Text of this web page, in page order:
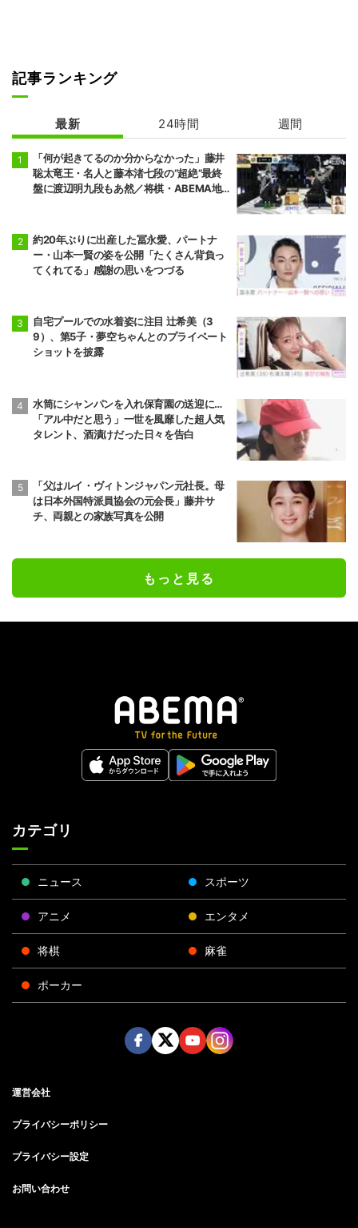
記事ランキング
最新 24時間 週間
「何が起きてるのか分からなかった」藤井
聡太竜王・名人と藤本渚七段の“超絶”最終
盤に渡辺明九段もあ然／将棋・ABEMA地
約20年ぶりに出産した冨永愛、パートナ
ー・山本一賢の姿を公開「たくさん背負っ
てくれてる」感謝の思いをつづる
自宅プールでの水着姿に注目 辻希美（3
9）、第5子・夢空ちゃんとのプライベート
ショットを披露
水筒にシャンパンを入れ保育園の送迎に…
「アル中だと思う」一世を風靡した超人気
タレント、酒漬けだった日々を告白
「父はルイ・ヴィトンジャパン元社長。母
は日本外国特派員協会の元会長」藤井サ
チ、両親との家族写真を公開
もっと見る
カテゴリ
ニュース スポーツ
アニメ エンタメ
将棋 麻雀
ポーカー
運営会社
プライバシーポリシー
プライバシー設定
お問い合わせ